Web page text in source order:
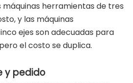
máquinas herramientas de tres
y las máquinas
ejes son adecuadas para
el costo se duplica.
y pedido